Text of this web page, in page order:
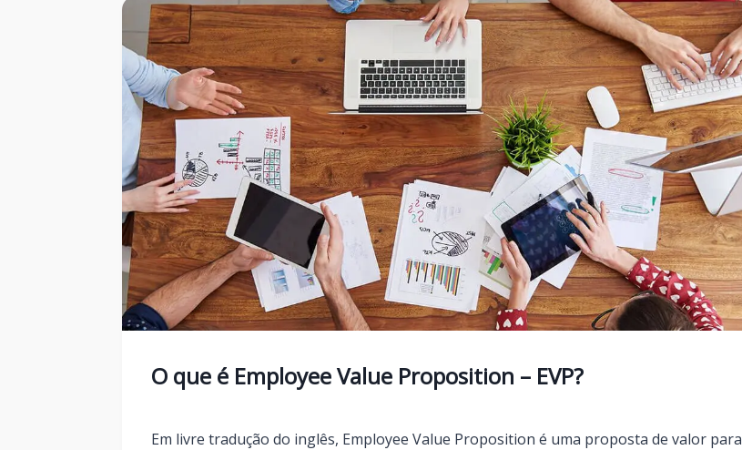
O que é Employee Value Proposition – EVP?
Em livre tradução do inglês, Employee Value Proposition é uma proposta de valor para